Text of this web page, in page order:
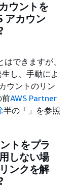
ウントを
アカウン
できますが、
し、手動によ
ウントのリン
前AWS Partner
半の「」を参照
トをプラ
しない場
ンクを解